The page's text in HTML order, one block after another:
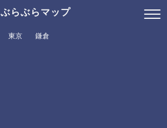
ぶらぶらマップ
東京 鎌倉